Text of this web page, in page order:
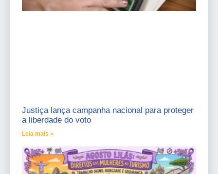
Justiça lança campanha nacional para proteger
a liberdade do voto
Leia mais »